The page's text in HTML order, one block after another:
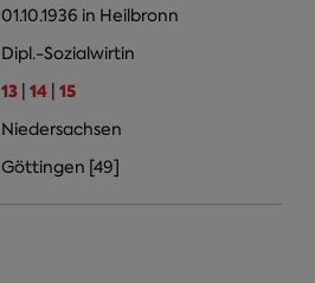
01.10.1936 in Heilbronn
Dipl.-Sozialwirtin
13 14 15
Niedersachsen
Göttingen [49]